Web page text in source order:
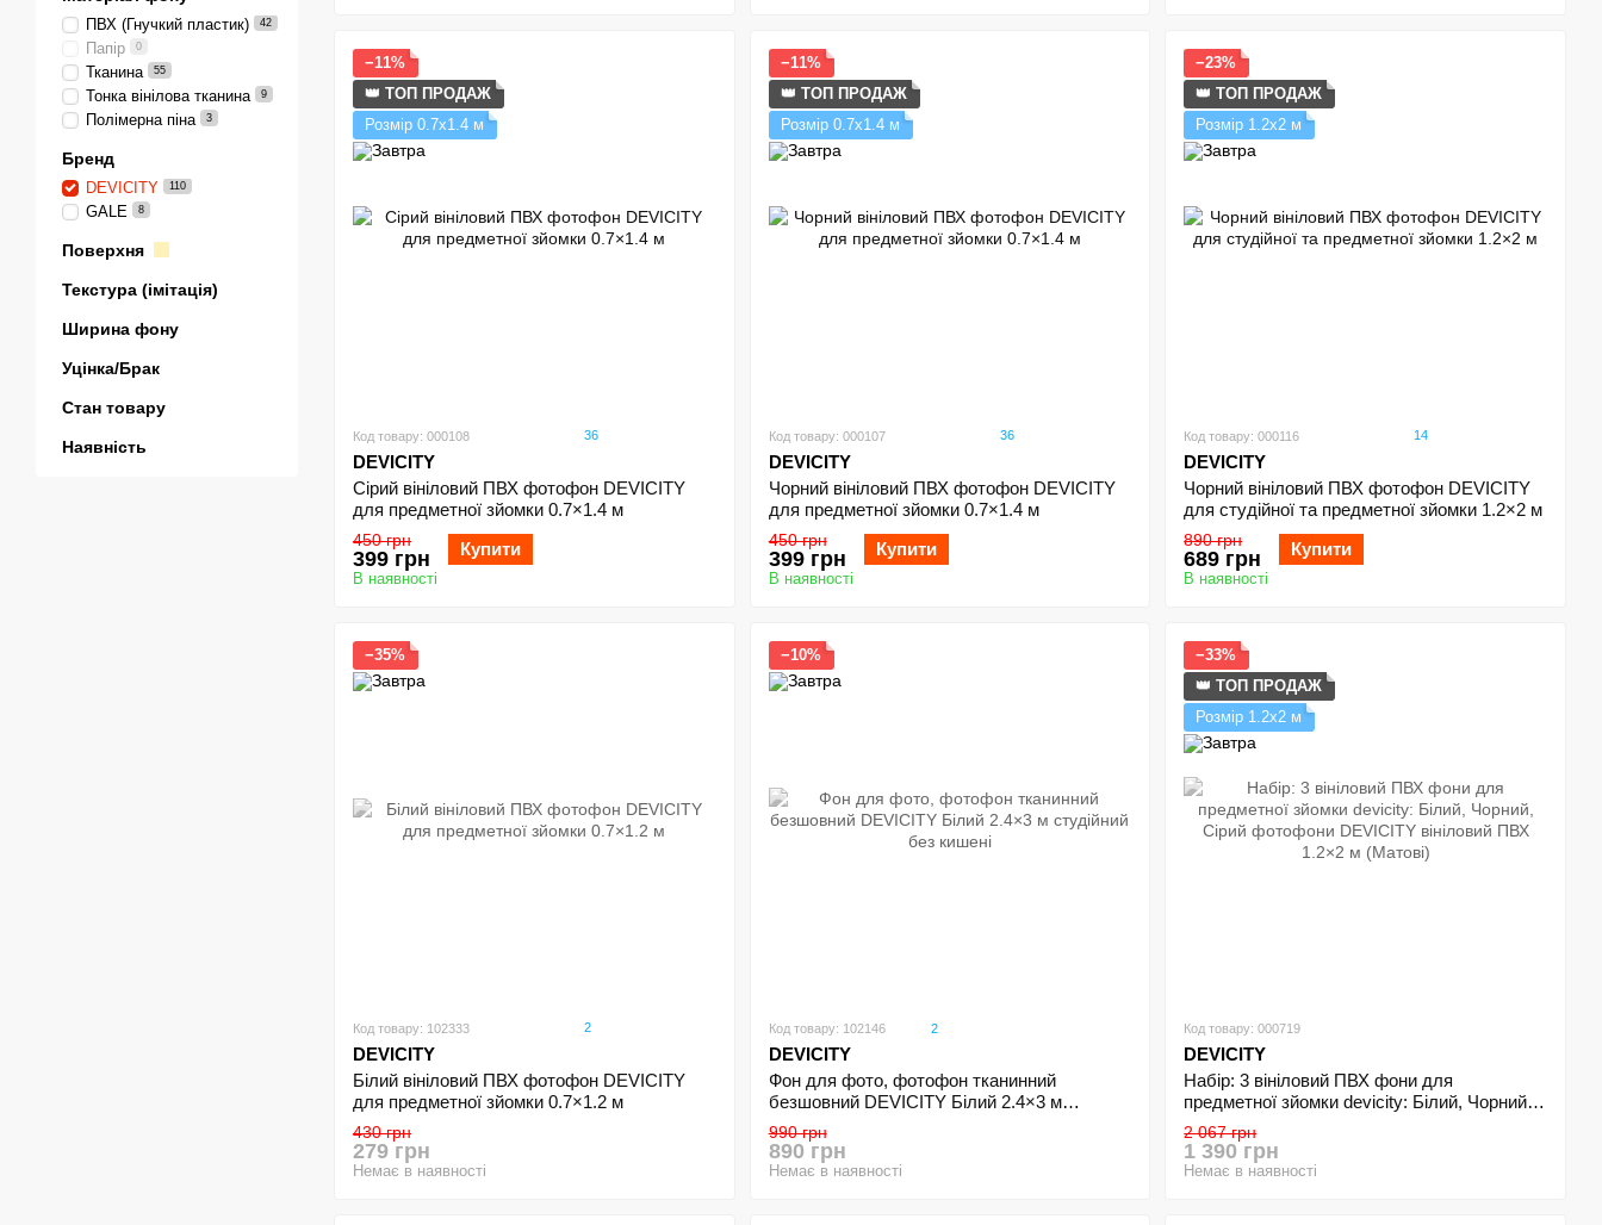
−11%
👑 ТОП ПРОДАЖ
Розмір 0.7х1.4 м
Код товару: 000108 36
DEVICITY
Сірий вініловий ПВХ фотофон DEVICITY
для предметної зйомки 0.7×1.4 м
450 грн
399 грн Купити
В наявності
−11%
👑 ТОП ПРОДАЖ
Розмір 0.7х1.4 м
Код товару: 000107 36
DEVICITY
Чорний вініловий ПВХ фотофон DEVICITY
для предметної зйомки 0.7×1.4 м
450 грн
399 грн Купити
В наявності
−23%
👑 ТОП ПРОДАЖ
Розмір 1.2х2 м
Код товару: 000116 14
DEVICITY
Чорний вініловий ПВХ фотофон DEVICITY
для студійної та предметної зйомки 1.2×2 м
890 грн
689 грн Купити
В наявності
−35%
Код товару: 102333 2
DEVICITY
Білий вініловий ПВХ фотофон DEVICITY
для предметної зйомки 0.7×1.2 м
430 грн
279 грн
Немає в наявності
−10%
Код товару: 102146 2
DEVICITY
Фон для фото, фотофон тканинний
безшовний DEVICITY Білий 2.4×3 м
студійний без кишені
990 грн
890 грн
Немає в наявності
−33%
👑 ТОП ПРОДАЖ
Розмір 1.2х2 м
Код товару: 000719
DEVICITY
Набір: 3 вініловий ПВХ фони для
предметної зйомки devicity: Білий, Чорний,
Сірий фотофони DEVICITY вініловий ПВХ
1.2×2 м (Матові)
2 067 грн
1 390 грн
Немає в наявності
ПВХ (Гнучкий пластик) 42
Папір 0
Тканина 55
Тонка вінілова тканина 9
Полімерна піна 3
Бренд
DEVICITY 110
GALE 8
Поверхня
Текстура (імітація)
Ширина фону
Уцінка/Брак
Стан товару
Наявність